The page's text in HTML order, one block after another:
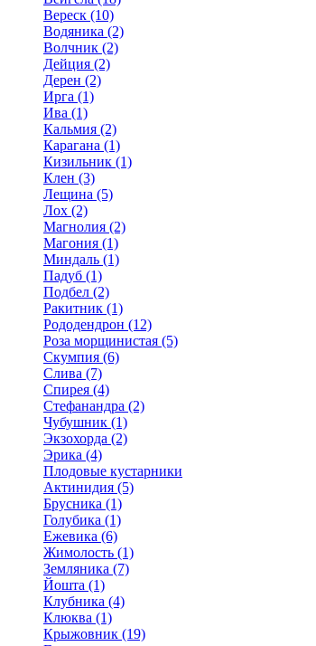
Вереск (10)
Водяника (2)
Волчник (2)
Дейция (2)
Дерен (2)
Ирга (1)
Ива (1)
Кальмия (2)
Карагана (1)
Кизильник (1)
Клен (3)
Лещина (5)
Лох (2)
Магнолия (2)
Магония (1)
Миндаль (1)
Падуб (1)
Подбел (2)
Ракитник (1)
Рододендрон (12)
Роза морщинистая (5)
Скумпия (6)
Слива (7)
Спирея (4)
Стефанандра (2)
Чубушник (1)
Экзохорда (2)
Эрика (4)
Плодовые кустарники
Актинидия (5)
Брусника (1)
Голубика (1)
Ежевика (6)
Жимолость (1)
Земляника (7)
Йошта (1)
Клубника (4)
Клюква (1)
Крыжовник (19)